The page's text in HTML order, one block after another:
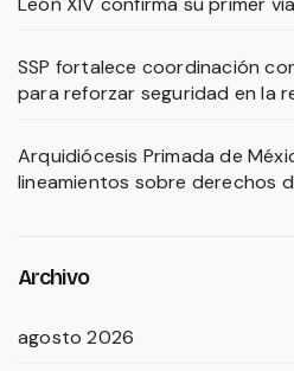
SSP fortalece coordinación
para reforzar seguridad en la
Arquidiócesis Primada de
lineamientos sobre derechos
Archivo
agosto 2026